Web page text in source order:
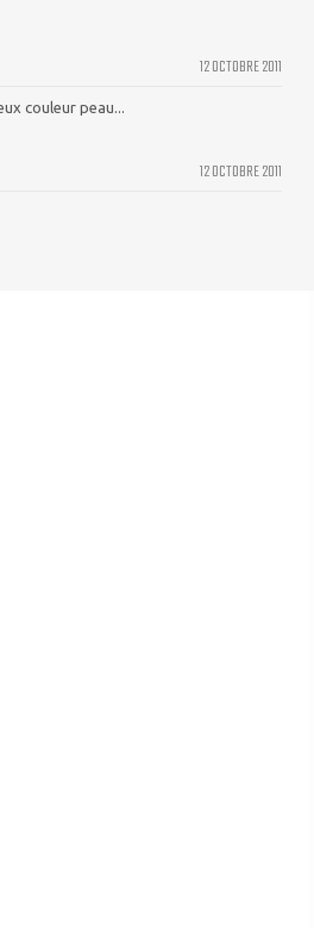
12 OCTOBRE 2011
couleur peau...
12 OCTOBRE 2011